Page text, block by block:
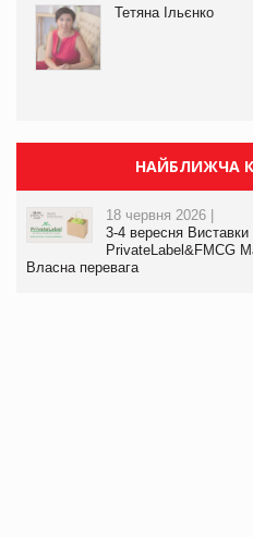
Тетяна Ільєнко
НАЙБЛИЖЧА
18 червня 2026 |
3-4 вересня Виставки
PrivateLabel&FMCG
Власна перевага